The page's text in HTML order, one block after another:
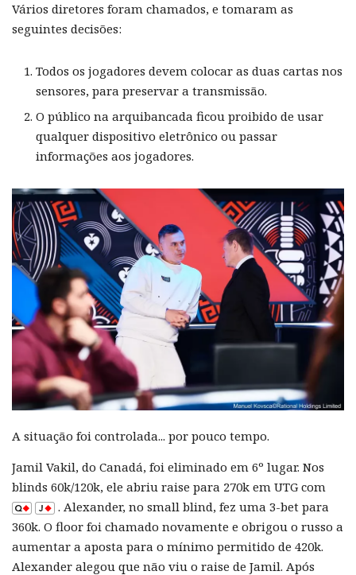
Vários diretores foram chamados, e tomaram as
seguintes decisões:
Todos os jogadores devem colocar as duas cartas nos
sensores, para preservar a transmissão.
O público na arquibancada ficou proibido de usar
qualquer dispositivo eletrônico ou passar
informações aos jogadores.
A situação foi controlada... por pouco tempo.
Jamil Vakil, do Canadá, foi eliminado em 6º lugar. Nos
blinds 60k/120k, ele abriu raise para 270k em UTG com
. Alexander, no small blind, fez uma 3-bet para
360k. O floor foi chamado novamente e obrigou o russo a
aumentar a aposta para o mínimo permitido de 420k.
Alexander alegou que não viu o raise de Jamil. Após